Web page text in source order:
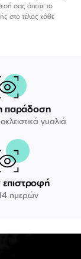
σας όποτε το
στο τέλος κάθε
παράδοση
γυαλιά
ημερών